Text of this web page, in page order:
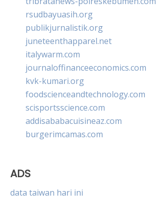
rsudbayuasih.org
publikjurnalistik.org
juneteenthapparel.net
italywarm.com
journaloffinanceeconomics.com
kvk-kumari.org
foodscienceandtechnology.com
scisportsscience.com
addisababacuisineaz.com
burgerimcamas.com
ADS
data taiwan hari ini